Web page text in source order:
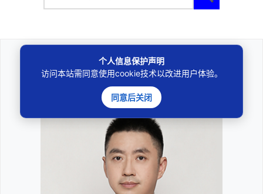
法律咨询
————受人之托、忠人之事————
个人信息保护声明
访问本站需同意使用cookie技术以改进用户体验。
同意后关闭